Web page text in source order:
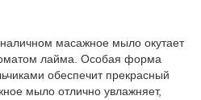
масажное мыло окутает
лайма. Особая форма
обеспечит прекрасный
мыло отлично увлажняет,